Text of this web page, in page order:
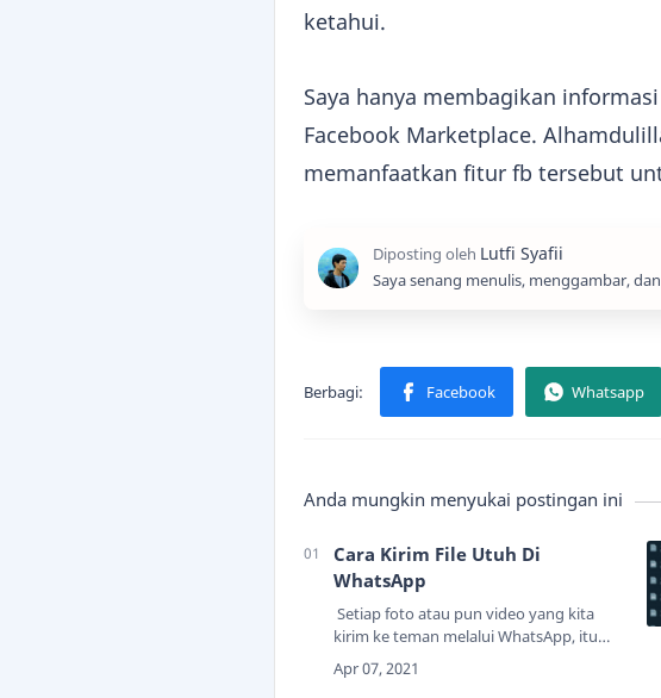
ketahui.
Saya hanya membagikan
Facebook Marketplace.
memanfaatkan fitur fb tersebut
Saya senang menulis, menggambar,
Anda mungkin menyukai postingan ini
Cara Kirim File Utuh Di
WhatsApp
Setiap foto atau pun video yang kita
kirim ke teman melalui WhatsApp, itu
akan otomatis terkompres. Maka jangan
heran jika gambar hasil kiriman